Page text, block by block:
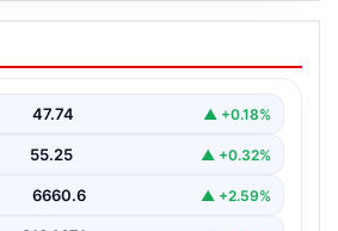
Hull City ile karşılaştı ve…
47.74 ▲ +0.18%